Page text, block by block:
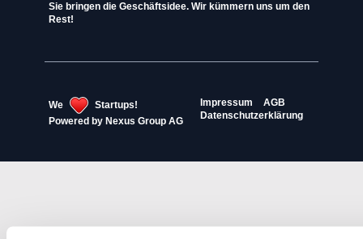
Sie bringen die Geschäftsidee. Wir kümmern uns um den
Rest!
We
Startups!
Powered by Nexus Group AG
Impressum
AGB
Datenschutzerklärung